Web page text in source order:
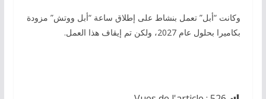
وكانت “أبل” تعمل بنشاط على إطلاق ساعة “أبل ووتش” مزودة
بكاميرا بحلول عام 2027، ولكن تم إيقاف هذا العمل.